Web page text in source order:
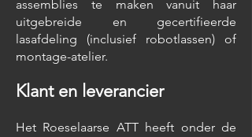
assemblies te maken vanuit haar
uitgebreide en gecertifieerde
lasafdeling (inclusief robotlassen) of
montage-atelier.
Klant en leverancier
Het Roeselaarse ATT heeft onder de